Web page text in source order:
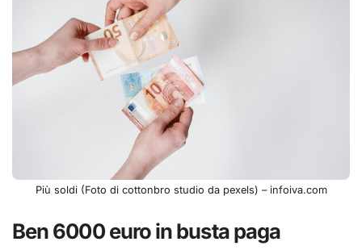
Più soldi (Foto di cottonbro studio da pexels) – infoiva.com
Ben 6000 euro in busta paga